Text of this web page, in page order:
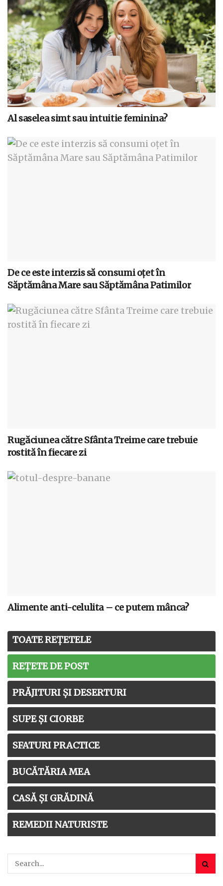
Al saselea simt sau intuitie feminina?
De ce este interzis să consumi oțet în
Săptămâna Mare sau Săptămâna Patimilor
Rugăciunea către Sfânta Treime care trebuie
rostită în fiecare zi
Alimente anti-celulita – ce putem mânca?
TOATE REȚETELE
REȚETE DE POST
PRĂJITURI ȘI DESERTURI
SUPE ȘI CIORBE
SFATURI PRACTICE
BUCĂTĂRIA MEA
CASĂ ȘI GRĂDINĂ
REMEDII NATURISTE